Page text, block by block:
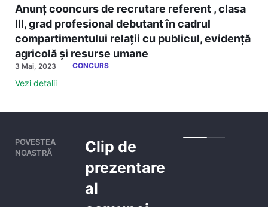
Anunț cooncurs de recrutare referent , clasa
III, grad profesional debutant în cadrul
compartimentului relații cu publicul, evidență
agricolă și resurse umane
3 Mai, 2023 CONCURS
Vezi detalii
POVESTEA
NOASTRĂ
Clip de
prezentare
al